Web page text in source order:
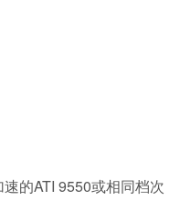
的ATI 9550或相同档次